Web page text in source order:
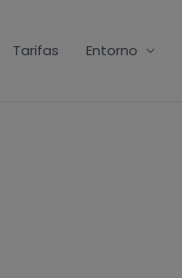
Tarifas Entorno